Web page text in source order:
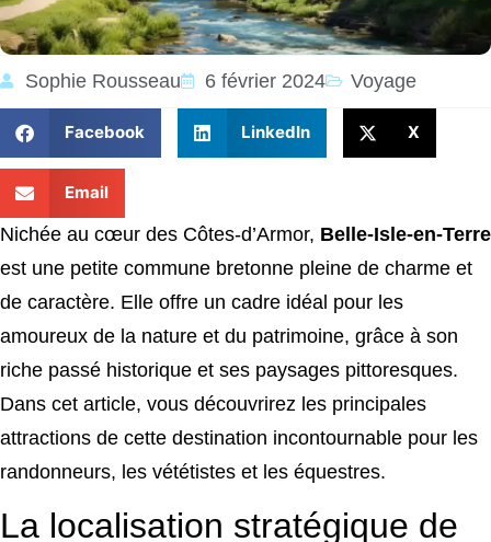
Sophie Rousseau 6 février 2024 Voyage
Facebook LinkedIn X
Email
Nichée au cœur des Côtes-d’Armor, Belle-Isle-en-Terre
est une petite commune bretonne pleine de charme et
de caractère. Elle offre un cadre idéal pour les
amoureux de la nature et du patrimoine, grâce à son
riche passé historique et ses paysages pittoresques.
Dans cet article, vous découvrirez les principales
attractions de cette destination incontournable pour les
randonneurs, les vététistes et les équestres.
La localisation stratégique de